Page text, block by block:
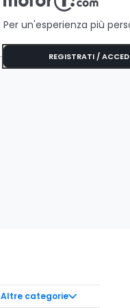
Per un'esperienza più
REGISTRATI /
Altre categorie